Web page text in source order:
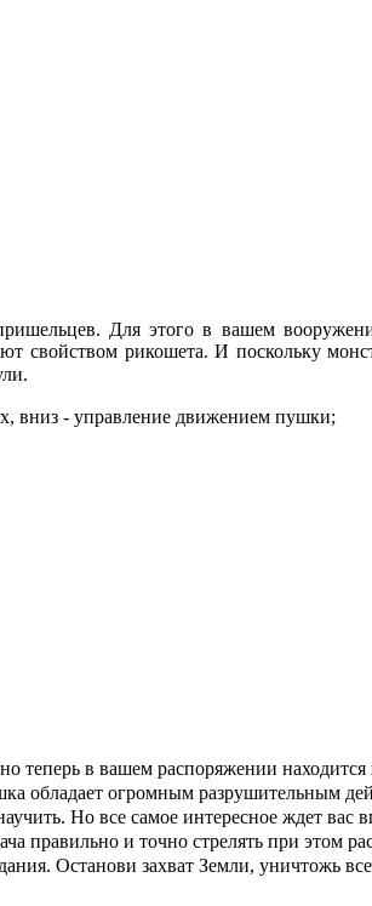
Для этого в вашем
свойством рикошета. И поскольку
вниз - управление движением пушки;
теперь в вашем распоряжении
обладает огромным разрушительным
Но все самое интересное ждет вас
правильно и точно стрелять при этом
Останови захват Земли, уничтожь